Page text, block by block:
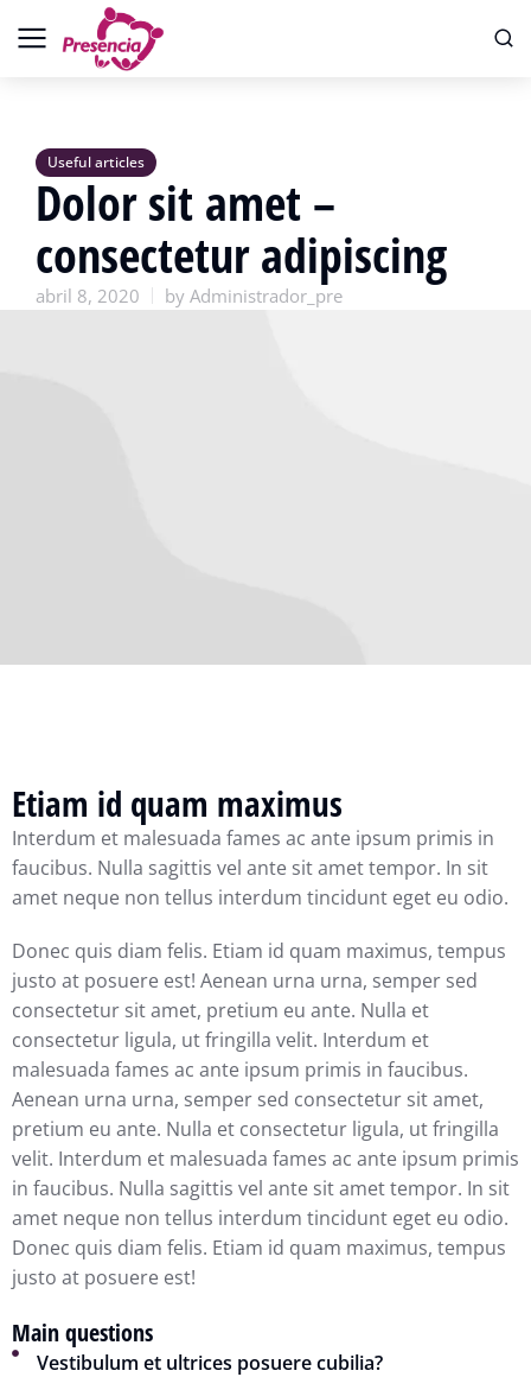
Useful articles
Dolor sit amet –
consectetur adipiscing
abril 8, 2020 by Administrador_pre
Etiam id quam maximus
Interdum et malesuada fames ac ante ipsum primis in
faucibus. Nulla sagittis vel ante sit amet tempor. In sit
amet neque non tellus interdum tincidunt eget eu odio.
Donec quis diam felis. Etiam id quam maximus, tempus
justo at posuere est! Aenean urna urna, semper sed
consectetur sit amet, pretium eu ante. Nulla et
consectetur ligula, ut fringilla velit. Interdum et
malesuada fames ac ante ipsum primis in faucibus.
Aenean urna urna, semper sed consectetur sit amet,
pretium eu ante. Nulla et consectetur ligula, ut fringilla
velit. Interdum et malesuada fames ac ante ipsum primis
in faucibus. Nulla sagittis vel ante sit amet tempor. In sit
amet neque non tellus interdum tincidunt eget eu odio.
Donec quis diam felis. Etiam id quam maximus, tempus
justo at posuere est!
Main questions
Vestibulum et ultrices posuere cubilia?